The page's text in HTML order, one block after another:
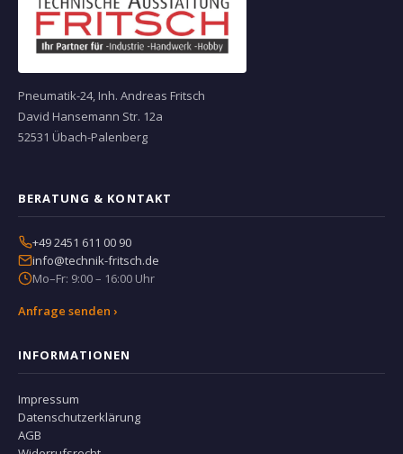
Pneumatik-24, Inh. Andreas Fritsch
David Hansemann Str. 12a
52531 Übach-Palenberg
BERATUNG & KONTAKT
+49 2451 611 00 90
info@technik-fritsch.de
Mo–Fr: 9:00 – 16:00 Uhr
Anfrage senden ›
INFORMATIONEN
Impressum
Datenschutzerklärung
AGB